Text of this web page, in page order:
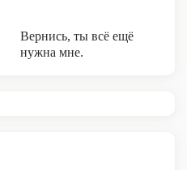
Вернись, ты всё ещё
нужна мне.